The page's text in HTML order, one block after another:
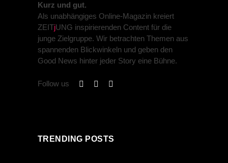
Kurz und gut.
Als unabhängiges Online-Magazin kreiert
ZEITjUNG inspirierenden Content für die
junge Zielgruppe. Wir betrachten Themen aus
spannenden Blickwinkeln und geben den
Good News hinter jeder Story eine Bühne.
Follow us
TRENDING POSTS